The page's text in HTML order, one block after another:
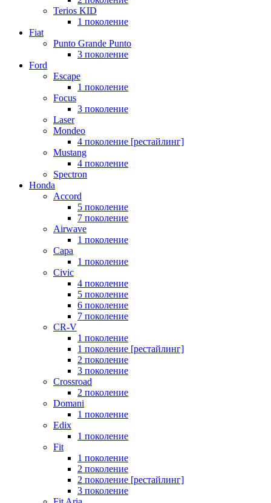
Terios KID
1 поколение
Fiat
Punto Grande Punto
3 поколение
Ford
Escape
1 поколение
Focus
3 поколение
Laser
Mondeo
4 поколение [рестайлинг]
Mustang
4 поколение
Spectron
Honda
Accord
5 поколение
7 поколение
Airwave
1 поколение
Capa
1 поколение
Civic
4 поколение
5 поколение
6 поколение
7 поколение
CR-V
1 поколение
1 поколение [рестайлинг]
2 поколение
3 поколение
Crossroad
2 поколение
Domani
1 поколение
Edix
1 поколение
Fit
1 поколение
2 поколение
2 поколение [рестайлинг]
3 поколение